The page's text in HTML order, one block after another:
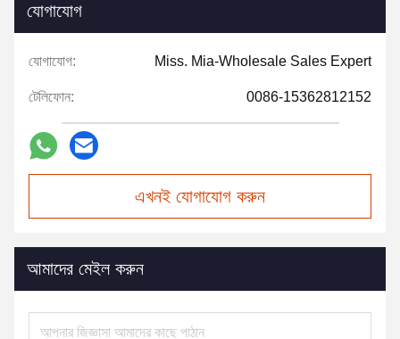
যোগাযোগ
যোগাযোগ: Miss. Mia-Wholesale Sales Expert
টেলিফোন: 0086-15362812152
এখনই যোগাযোগ করুন
আমাদের মেইল করুন